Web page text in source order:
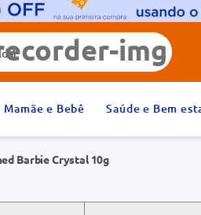
Mamãe e Bebê Saúde e Bem
Barbie Crystal 10g